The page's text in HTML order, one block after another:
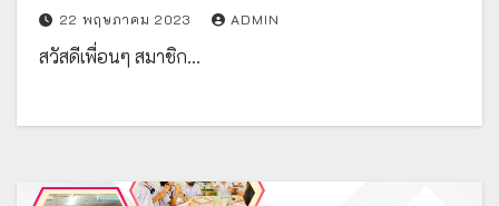
22 พฤษภาคม 2023 ADMIN
สวัสดีเพื่อนๆ สมาชิก…